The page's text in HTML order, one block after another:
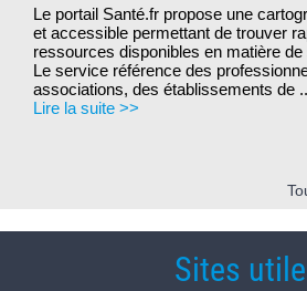
Le portail Santé.fr propose une
et accessible permettant de trouver
ressources disponibles en matière de
Le service référence des
associations, des établissements de
Lire la suite >>
Sites